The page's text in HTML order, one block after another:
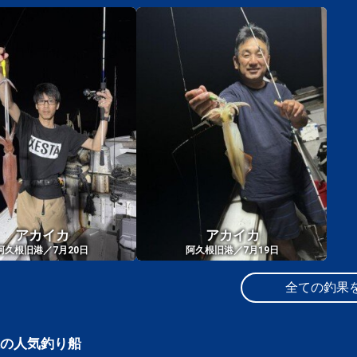
アカイカ
久根旧港／7月20日
アカイカ
阿久根旧港／7月19日
全ての釣果
人気釣り船